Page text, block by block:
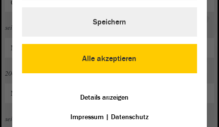
Gemeinderätin in Hedersleben
seit 2007
Mitglied im Kreisvorstand DIE LINKE Harz
2007 bis 2014
Mitglied im Kreistag Landkreis Harz
seit 2009
Alle akzeptieren
Speichern
Details anzeigen
Impressum| Datenschutz